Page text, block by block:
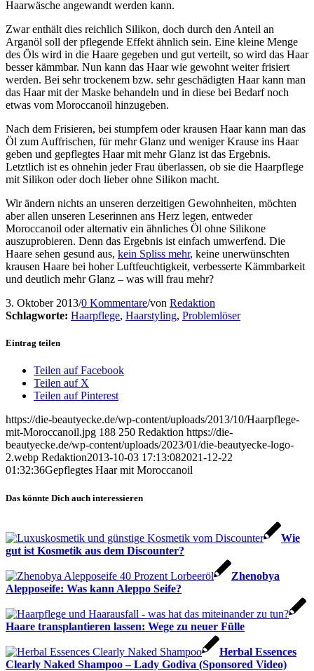
Haarwäsche angewandt werden kann.
Zwar enthält dies reichlich Silikon, doch durch den Anteil an
Arganöl soll der pflegende Effekt ähnlich sein. Eine kleine Menge
des Öls wird in die Haare gegeben und gut verteilt, so wird das Haar
besser kämmbar. Nun kann das Haar wie gewohnt weiter frisiert
werden. Bei sehr trockenem bzw. sehr geschädigten Haar kann man
das Haar mit der Maske behandeln und in diese bei Bedarf noch
etwas vom Moroccanoil hinzugeben.
Nach dem Frisieren, bei stumpfem oder krausen Haar kann man das
Öl zum Auffrischen, für mehr Glanz und weniger Krause ins Haar
geben und gepflegtes Haar mit mehr Glanz ist das Ergebnis.
Letztlich ist es ohnehin jeder Frau überlassen, ob sie die Haarpflege
mit Silikon oder doch lieber ohne Silikon macht.
Wir ändern nichts an unseren derzeitigen Gewohnheiten, möchten
aber allen unseren Leserinnen ans Herz legen, entweder
Moroccanoil oder alternativ ein ähnliches Öl ohne Silikone
auszuprobieren. Denn das Ergebnis ist einfach umwerfend. Die
Haare sehen gesund aus, kein Spliss mehr, keine unerwünschten
krausen Haare bei hoher Luftfeuchtigkeit, verbesserte Kämmbarkeit
und deutlich mehr Glanz – was will frau mehr?
3. Oktober 2013/0 Kommentare/von Redaktion
Schlagworte: Haarpflege, Haarstyling, Problemlöser
Eintrag teilen
Teilen auf Facebook
Teilen auf X
Teilen auf Pinterest
https://die-beautyecke.de/wp-content/uploads/2013/10/Haarpflege-
mit-Moroccanoil.jpg 188 250 Redaktion https://die-
beautyecke.de/wp-content/uploads/2023/01/die-beautyecke-logo-
2.webp Redaktion2013-10-03 17:13:082021-12-22
01:32:36Gepflegtes Haar mit Moroccanoil
Das könnte Dich auch interessieren
Wie
gut ist Kosmetik aus dem Discounter?
Zhenobya
Alepposeife: Was kann Aleppo Seife?
Haare transplantieren lassen: Wege zu neuer Fülle
Herbal Essences
Clearly Naked Shampoo – Lady Godiva (Sponsored Video)